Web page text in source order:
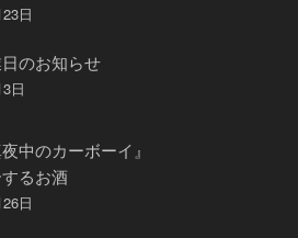
日
のお知らせ
日
中のカーボーイ』
るお酒
日